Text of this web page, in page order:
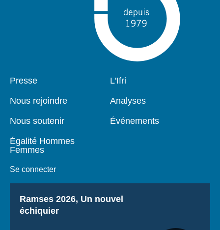
Pied
Presse
Nous rejoindre
Nous soutenir
Égalité Hommes
Femmes
Se connecter
Navigation
L'Ifri
Analyses
Événements
Titre
Ramses 2026, Un nouvel
échiquier